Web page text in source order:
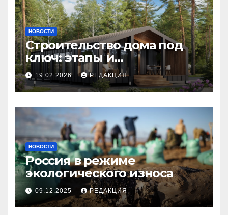
НОВОСТИ
Строительство дома под
ключ: этапы и
планирование бюджета
19.02.2026 РЕДАКЦИЯ
НОВОСТИ
Россия в режиме
экологического износа
09.12.2025 РЕДАКЦИЯ